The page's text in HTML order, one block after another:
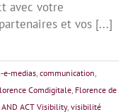
avec votre
et vos [...]
e-medias, communication,
Comdigitale, Florence de
ACT Visibility, visibilité